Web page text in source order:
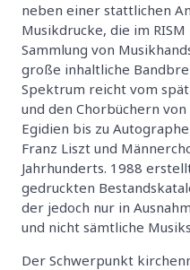
neben einer stattlichen
Musikdrucke, die im
Sammlung von
große inhaltliche
Spektrum reicht vom
und den Chorbüchern
Egidien bis zu
Franz Liszt und
Jahrhunderts. 1988
gedruckten
der jedoch nur in
und nicht sämtliche
Der Schwerpunkt